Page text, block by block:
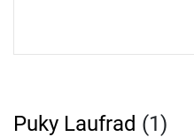
Puky Laufrad (1)